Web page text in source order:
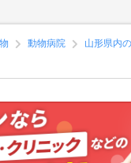
動物病院
山形県内